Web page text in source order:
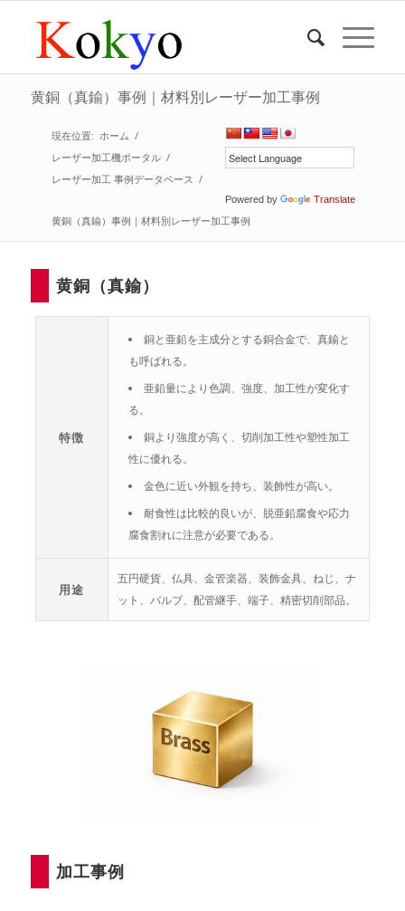
黄銅（真鍮）事例｜材料別レーザー加工事例
Powered by Translate
現在位置: ホーム /
レーザー加工機ポータル /
レーザー加工 事例データベース /
黄銅（真鍮）事例｜材料別レーザー加工事例
黄銅（真鍮）
特徴
銅と亜鉛を主成分とする銅合金で、真鍮と
も呼ばれる。
亜鉛量により色調、強度、加工性が変化す
る。
銅より強度が高く、切削加工性や塑性加工
性に優れる。
金色に近い外観を持ち、装飾性が高い。
耐食性は比較的良いが、脱亜鉛腐食や応力
腐食割れに注意が必要である。
用途
五円硬貨、仏具、金管楽器、装飾金具、ねじ、ナ
ット、バルブ、配管継手、端子、精密切削部品。
加工事例